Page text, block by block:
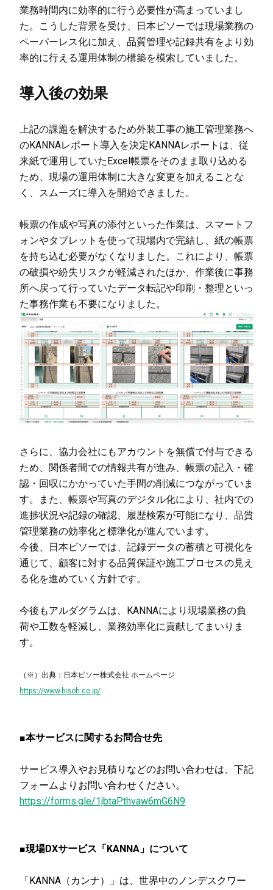
業務時間内に効率的に行う必要性が高まっていまし
た。こうした背景を受け、日本ビソーでは現場業務の
ペーパーレス化に加え、品質管理や記録共有をより効
率的に行える運用体制の構築を模索していました。
導入後の効果
上記の課題を解決するため外装工事の施工管理業務へ
のKANNAレポート導入を決定KANNAレポートは、従
来紙で運用していたExcel帳票をそのまま取り込める
ため、現場の運用体制に大きな変更を加えることな
く、スムーズに導入を開始できました。
帳票の作成や写真の添付といった作業は、スマートフ
ォンやタブレットを使って現場内で完結し、紙の帳票
を持ち込む必要がなくなりました。これにより、帳票
の破損や紛失リスクが軽減されたほか、作業後に事務
所へ戻って行っていたデータ転記や印刷・整理といっ
た事務作業も不要になりました。
さらに、協力会社にもアカウントを無償で付与できる
ため、関係者間での情報共有が進み、帳票の記入・確
認・回収にかかっていた手間の削減につながっていま
す。また、帳票や写真のデジタル化により、社内での
進捗状況や記録の確認、履歴検索が可能になり、品質
管理業務の効率化と標準化が進んでいます。
今後、日本ビソーでは、記録データの蓄積と可視化を
通じて、顧客に対する品質保証や施工プロセスの見え
る化を進めていく方針です。
今後もアルダグラムは、KANNAにより現場業務の負
荷や工数を軽減し、業務効率化に貢献してまいりま
す。
（※）出典：日本ビソー株式会社 ホームページ
https://www.bisoh.co.jp/
■本サービスに関するお問合せ先
サービス導入やお見積りなどのお問い合わせは、下記
フォームよりお問い合わせください。
https://forms.gle/1jbtaPthvaw6mG6N9
■現場DXサービス「KANNA」について
「KANNA（カンナ）」は、世界中のノンデスクワー